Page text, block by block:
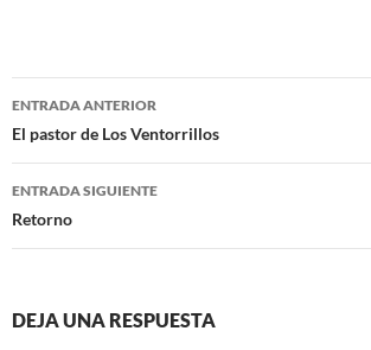
o
o
e
r
Navegación
de
entradas
ENTRADA ANTERIOR
El pastor de Los Ventorrillos
ENTRADA SIGUIENTE
Retorno
DEJA UNA RESPUESTA